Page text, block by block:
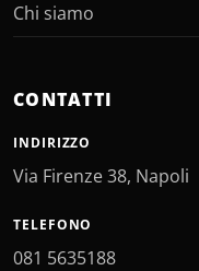
Chi siamo
CONTATTI
INDIRIZZO
Via Firenze 38, Napoli
TELEFONO
081 5635188